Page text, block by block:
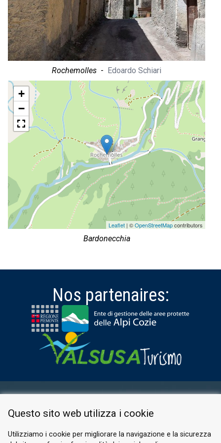
Rochemolles - Edoardo Schiari
+
−
Leaflet | ©OpenStreetMapcontributors
Bardonecchia
Nos partenaires:
PRIVACY POLICY
Questo sito web utilizza i cookie
Utilizziamo i cookie per migliorare la navigazione e la sicurezza